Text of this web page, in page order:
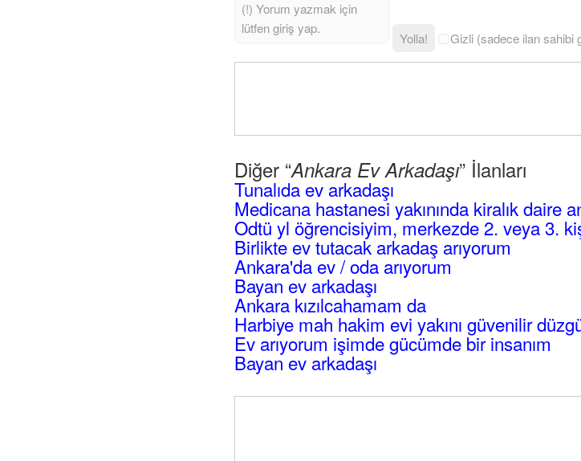
Yolla! Gizli (sadece ilan sahibi
Diğer “Ankara Ev Arkadaşı” İlanları
Tunalıda ev arkadaşı
Medicana hastanesi yakınında kiralık daire
Odtü yl öğrencisiyim, merkezde 2. veya 3.
Birlikte ev tutacak arkadaş arıyorum
Ankara'da ev / oda arıyorum
Bayan ev arkadaşı
Ankara kızılcahamam da
Harbiye mah hakim evi yakını güvenilir
Ev arıyorum işimde gücümde bir insanım
Bayan ev arkadaşı